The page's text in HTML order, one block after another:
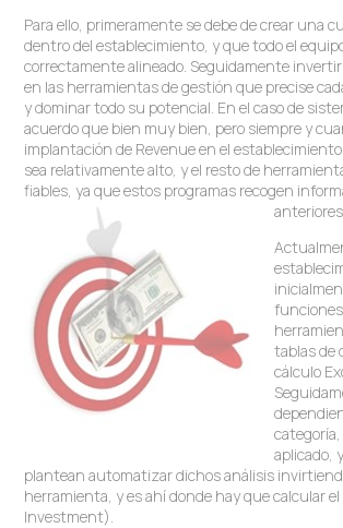
Para ello, primeramente se debe de crear una
dentro del establecimiento, y que todo el
correctamente alineado. Seguidamente
en las herramientas de gestión que precise
y dominar todo su potencial. En el caso de
acuerdo que bien muy bien, pero siempre y
implantación de Revenue en el
sea relativamente alto, y el resto de
fiables, ya que estos programas recogen
tablas de
cálculo
aplicado,
plantean automatizar dichos análisis
herramienta, y es ahí donde hay que calcular
Investment).